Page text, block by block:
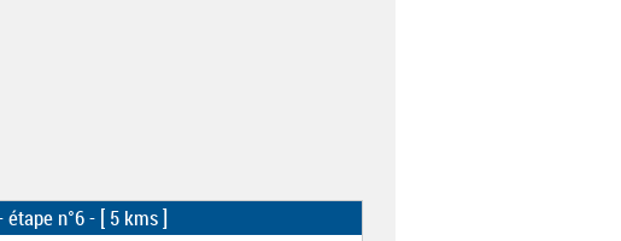
étape n°6- [ 5 kms ]